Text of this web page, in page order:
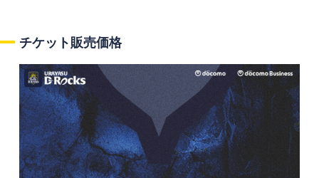
チケット販売価格